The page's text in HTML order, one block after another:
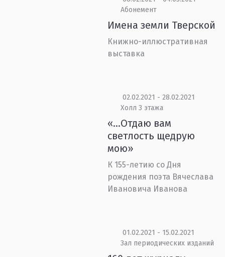
Абонемент
Имена земли Тверской
Книжно-иллюстративная
выставка
02.02.2021 - 28.02.2021
Холл 3 этажа
«…Отдаю вам
светлость щедрую
мою»
К 155-летию со Дня
рождения поэта Вячеслава
Ивановича Иванова
01.02.2021 - 15.02.2021
Зал периодических изданий